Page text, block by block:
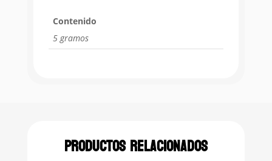
Contenido
5 gramos
Productos relacionados